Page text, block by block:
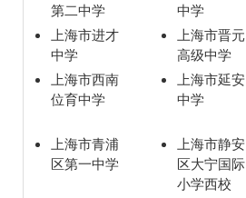
第二中学
中学
上海市进才
中学
上海市晋元
高级中学
上海市西南
位育中学
上海市延安
中学
上海市青浦
区第一中学
上海市静安
区大宁国际
小学西校